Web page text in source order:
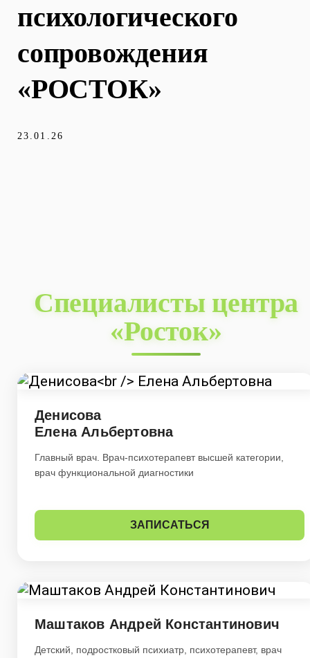
психологического
сопровождения
«РОСТОК»
23.01.26
Специалисты центра
«Росток»
Денисова
Елена Альбертовна
Главный врач. Врач-психотерапевт высшей категории,
врач функциональной диагностики
ЗАПИСАТЬСЯ
Маштаков Андрей Константинович
Детский, подростковый психиатр, психотерапевт, врач